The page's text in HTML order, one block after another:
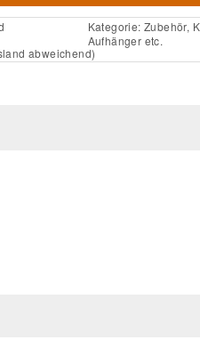
abweichend)
Kategorie:Zubehör,
Aufhänger etc.